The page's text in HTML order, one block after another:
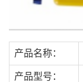
产品名称：
产品型号：